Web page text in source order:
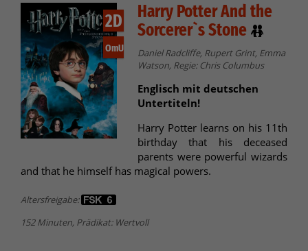
2D
OmU
Harry Potter And the
Sorcerer`s Stone
Daniel Radcliffe, Rupert Grint, Emma
Watson, Regie: Chris Columbus
Englisch mit deutschen
Untertiteln!
Harry Potter learns on his 11th
birthday that his deceased
parents were powerful wizards
and that he himself has magical powers.
Altersfreigabe:
152 Minuten, Prädikat: Wertvoll